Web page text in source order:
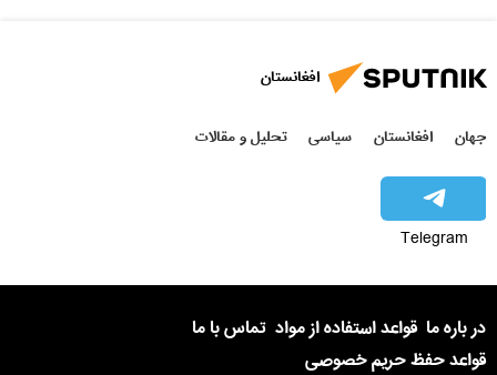
افغانستان
جهان افغانستان سیاسی تحلیل و مقالات
Telegram
در باره ما قواعد استفاده از مواد تماس با ما
قواعد حفظ حریم خصوصی